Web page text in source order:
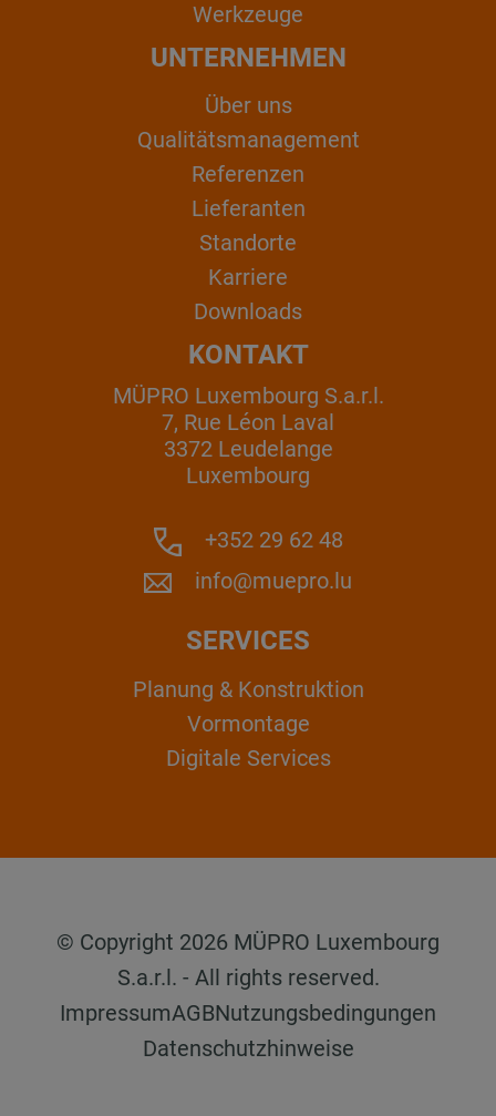
Werkzeuge
UNTERNEHMEN
Über uns
Qualitätsmanagement
Referenzen
Lieferanten
Standorte
Karriere
Downloads
KONTAKT
MÜPRO Luxembourg S.a.r.l.
7, Rue Léon Laval
3372 Leudelange
Luxembourg
+352 29 62 48
info@muepro.lu
SERVICES
Planung & Konstruktion
Vormontage
Digitale Services
© Copyright 2026 MÜPRO Luxembourg
S.a.r.l. - All rights reserved.
ImpressumAGBNutzungsbedingungen
Datenschutzhinweise